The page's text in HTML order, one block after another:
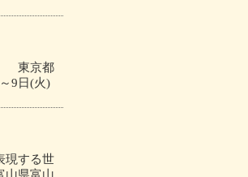
東京都
9日(火)
現する世